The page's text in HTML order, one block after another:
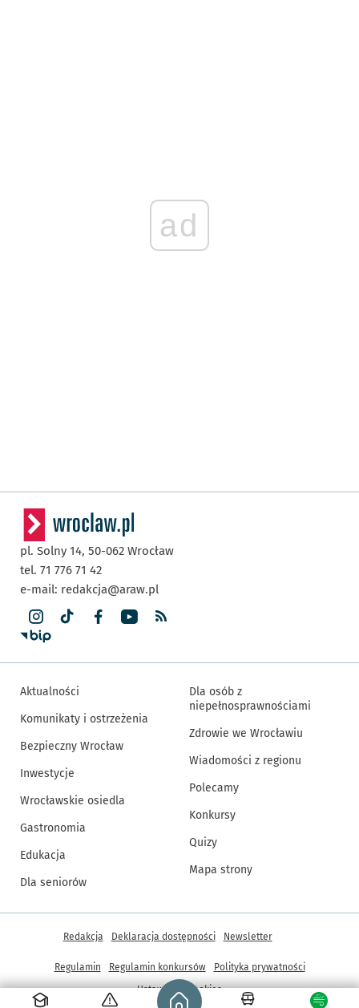
ad
Strona główna - wroclaw.pl
pl. Solny 14, 50-062 Wrocław
tel. 71 776 71 42
e-mail: redakcja@araw.pl
Aktualności
Komunikaty i ostrzeżenia
Bezpieczny Wrocław
Inwestycje
Wrocławskie osiedla
Gastronomia
Edukacja
Dla seniorów
Dla osób z
niepełnosprawnościami
Zdrowie we Wrocławiu
Wiadomości z regionu
Polecamy
Konkursy
Quizy
Mapa strony
Inne informacje
Redakcja Deklaracja dostępności Newsletter
Regulamin Regulamin konkursów
Polityka prywatności
Ustawienia cookies